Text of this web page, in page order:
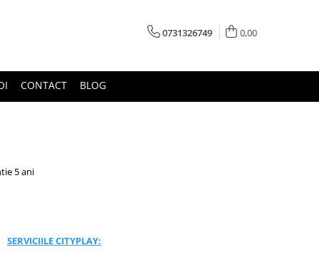
0731326749 0,00
CONTACT BLOG
5 ani
SERVICIILE CITYPLAY: